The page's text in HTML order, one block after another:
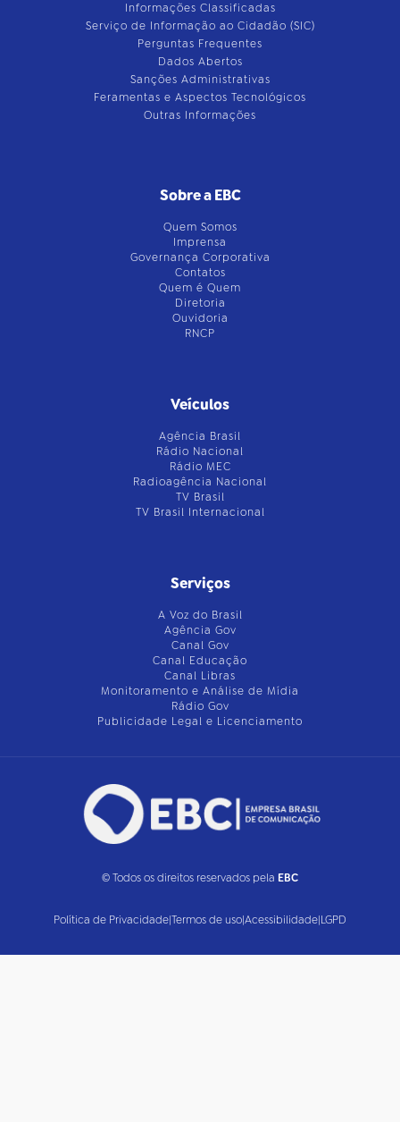
Informações Classificadas
Serviço de Informação ao Cidadão (SIC)
Perguntas Frequentes
Dados Abertos
Sanções Administrativas
Feramentas e Aspectos Tecnológicos
Outras Informações
Sobre a EBC
Quem Somos
Imprensa
Governança Corporativa
Contatos
Quem é Quem
Diretoria
Ouvidoria
RNCP
Veículos
Agência Brasil
Rádio Nacional
Rádio MEC
Radioagência Nacional
TV Brasil
TV Brasil Internacional
Serviços
A Voz do Brasil
Agência Gov
Canal Gov
Canal Educação
Canal Libras
Monitoramento e Análise de Mídia
Rádio Gov
Publicidade Legal e Licenciamento
© Todos os direitos reservados pela EBC
Política de Privacidade|Termos de uso|Acessibilidade|LGPD